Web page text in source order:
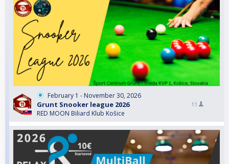
February 1 - November 30, 2026
Grunt Snooker league 2026
RED MOON Biliard Klub Košice
11